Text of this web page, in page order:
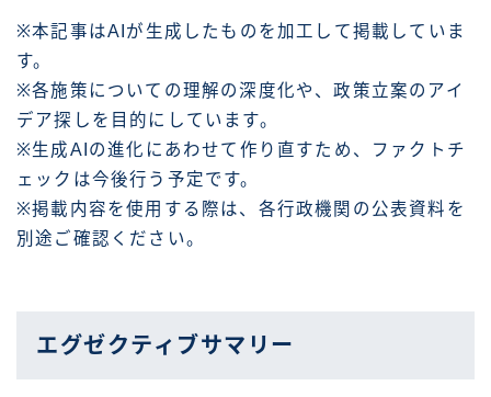
※本記事はAIが生成したものを加工して掲載していま
す。
※各施策についての理解の深度化や、政策立案のアイ
デア探しを目的にしています。
※生成AIの進化にあわせて作り直すため、ファクトチ
ェックは今後行う予定です。
※掲載内容を使用する際は、各行政機関の公表資料を
別途ご確認ください。
エグゼクティブサマリー